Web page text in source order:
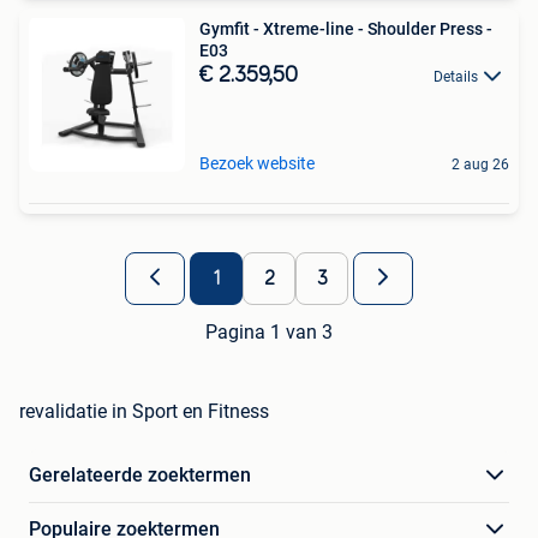
Gymfit - Xtreme-line - Shoulder Press -
E03
€ 2.359,50 Details
Bezoek website 2 aug 26
1 2 3
Pagina 1 van 3
revalidatie in Sport en Fitness
Gerelateerde zoektermen
Populaire zoektermen